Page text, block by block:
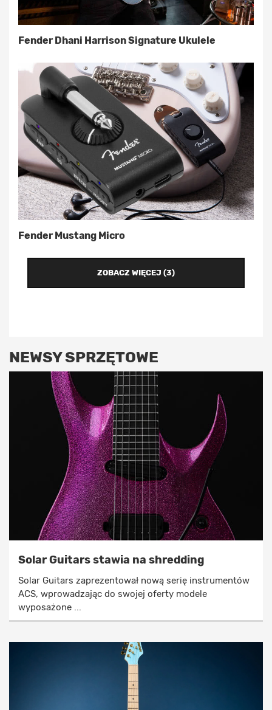
Fender Dhani Harrison Signature Ukulele
Fender Mustang Micro
ZOBACZ WIĘCEJ (3)
NEWSY SPRZĘTOWE
Solar Guitars stawia na shredding
Solar Guitars zaprezentował nową serię instrumentów
ACS, wprowadzając do swojej oferty modele
wyposażone ...